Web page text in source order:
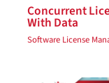
Concurrent
With Data
Software License